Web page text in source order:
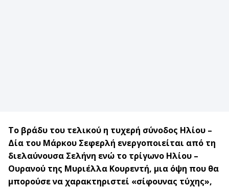
Το βράδυ του τελικού η τυχερή σύνοδος Ηλίου –
Δία του Μάρκου Σεφερλή ενεργοποιείται από τη
διελαύνουσα Σελήνη ενώ το τρίγωνο Ηλίου –
Ουρανού της Μυριέλλα Κουρεντή, μια όψη που θα
μπορούσε να χαρακτηριστεί «σίφουνας τύχης»,